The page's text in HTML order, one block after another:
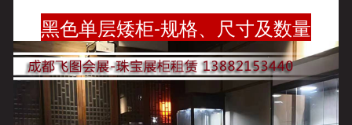
瑞士赛兹
人才招聘
客户留言
黑色单层矮柜-规格、尺寸及数量